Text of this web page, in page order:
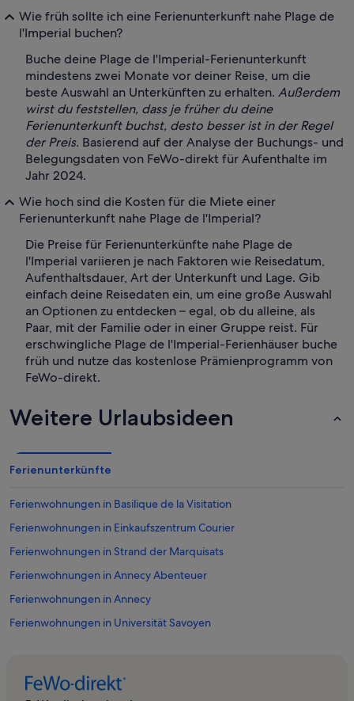
Wie früh sollte ich eine Ferienunterkunft nahe Plage de
l'Imperial buchen?
Buche deine Plage de l'Imperial-Ferienunterkunft
mindestens zwei Monate vor deiner Reise, um die
beste Auswahl an Unterkünften zu erhalten. Außerdem
wirst du feststellen, dass je früher du deine
Ferienunterkunft buchst, desto besser ist in der Regel
der Preis. Basierend auf der Analyse der Buchungs- und
Belegungsdaten von FeWo-direkt für Aufenthalte im
Jahr 2024.
Wie hoch sind die Kosten für die Miete einer
Ferienunterkunft nahe Plage de l'Imperial?
Die Preise für Ferienunterkünfte nahe Plage de
l'Imperial variieren je nach Faktoren wie Reisedatum,
Aufenthaltsdauer, Art der Unterkunft und Lage. Gib
einfach deine Reisedaten ein, um eine große Auswahl
an Optionen zu entdecken – egal, ob du alleine, als
Paar, mit der Familie oder in einer Gruppe reist. Für
erschwingliche Plage de l'Imperial-Ferienhäuser buche
früh und nutze das kostenlose Prämienprogramm von
FeWo-direkt.
Weitere Urlaubsideen
Ferienunterkünfte
Ferienwohnungen in Basilique de la Visitation
Ferienwohnungen in Einkaufszentrum Courier
Ferienwohnungen in Strand der Marquisats
Ferienwohnungen in Annecy Abenteuer
Ferienwohnungen in Annecy
Ferienwohnungen in Universität Savoyen
Ferienwohnungen in Die Abtei